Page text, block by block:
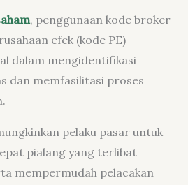
, penggunaan kode broker
efek (kode PE)
dalam mengidentifikasi
dan memfasilitasi proses
pelaku pasar untuk
pialang yang terlibat
mempermudah pelacakan